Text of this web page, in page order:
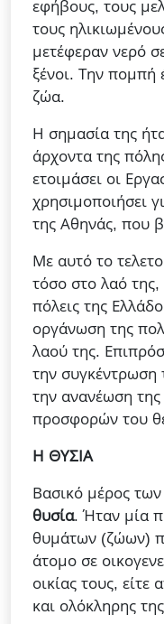
εφήβους, τους
τους
μετέφεραν νερό
ξένοι. Την πομπή
ζώα.
Η σημασία της
άρχοντα της
ετοιμάσει οι
χρησιμοποιήσει
της Αθηνάς, που
Με αυτό το
τόσο στο λαό της,
πόλεις της
οργάνωση της
λαού της.
την συγκέντρωση
την ανανέωση
προσφορών του
Η ΘΥΣΙΑ
Βασικό μέρος
θυσία. Ήταν μία
θυμάτων (ζώων)
άτομο σε
οικίας τους,
και ολόκληρης